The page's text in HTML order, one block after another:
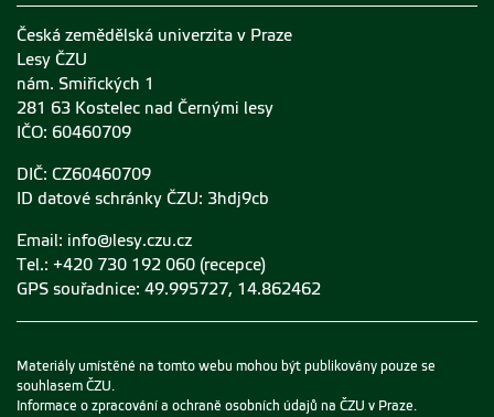
Česká zemědělská univerzita v Praze
Lesy ČZU
nám. Smiřických 1
281 63 Kostelec nad Černými lesy
IČO: 60460709
DIČ: CZ60460709
ID datové schránky ČZU: 3hdj9cb
Email: info@lesy.czu.cz
Tel.: +420 730 192 060 (recepce)
GPS souřadnice: 49.995727, 14.862462
Materiály umístěné na tomto webu mohou být publikovány pouze se
souhlasem ČZU.
Informace o zpracování a ochraně osobních údajů na ČZU v Praze.